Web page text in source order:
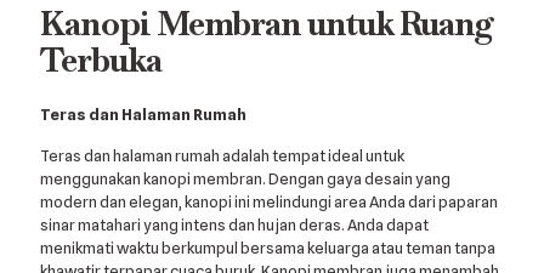
Kanopi Membran untuk Ruang
Terbuka
Teras dan Halaman Rumah
Teras dan halaman rumah adalah tempat ideal untuk
menggunakan kanopi membran. Dengan gaya desain yang
modern dan elegan, kanopi ini melindungi area Anda dari paparan
sinar matahari yang intens dan hujan deras. Anda dapat
menikmati waktu berkumpul bersama keluarga atau teman tanpa